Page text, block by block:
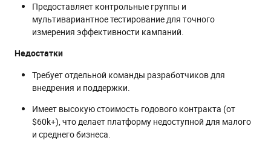
Предоставляет контрольные группы и
мультивариантное тестирование для точного
измерения эффективности кампаний.
Недостатки
Требует отдельной команды разработчиков для
внедрения и поддержки.
Имеет высокую стоимость годового контракта (от
$60k+), что делает платформу недоступной для малого
и среднего бизнеса.